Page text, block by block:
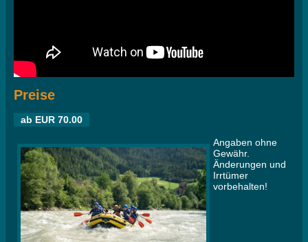
Preise
ab EUR 70.00
Angaben ohne
Gewähr.
Änderungen und
Irrtümer
vorbehalten!